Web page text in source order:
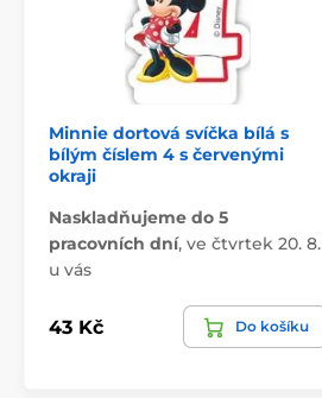
Minnie dortová svíčka bílá s
bílým číslem 4 s červenými
okraji
Naskladňujeme do 5
pracovních dní, ve čtvrtek 20. 8.
u vás
43 Kč Do košíku